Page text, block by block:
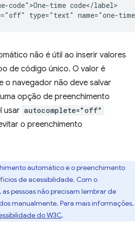
code">One-time code</label>
não é útil ao inserir valores
de código único. O valor é
o navegador não deve salvar
opção de preenchimento
usar autocomplete="off"
o preenchimento
automático e o preenchimento
de acessibilidade. Com o
pessoas não precisam lembrar de
manualmente. Para mais informações,
do W3C.